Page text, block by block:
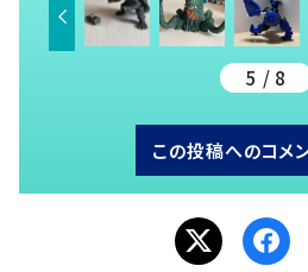
5 / 8
この投稿へのコメ